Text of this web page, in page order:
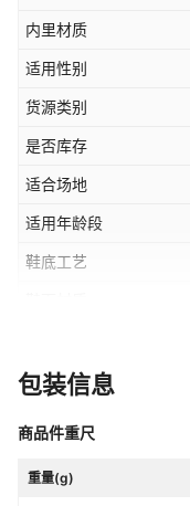
内里材质
适用性别
货源类别
是否库存
适合场地
适用年龄段
鞋底工艺
尺码
包装信息
商品件重尺
重量(g)